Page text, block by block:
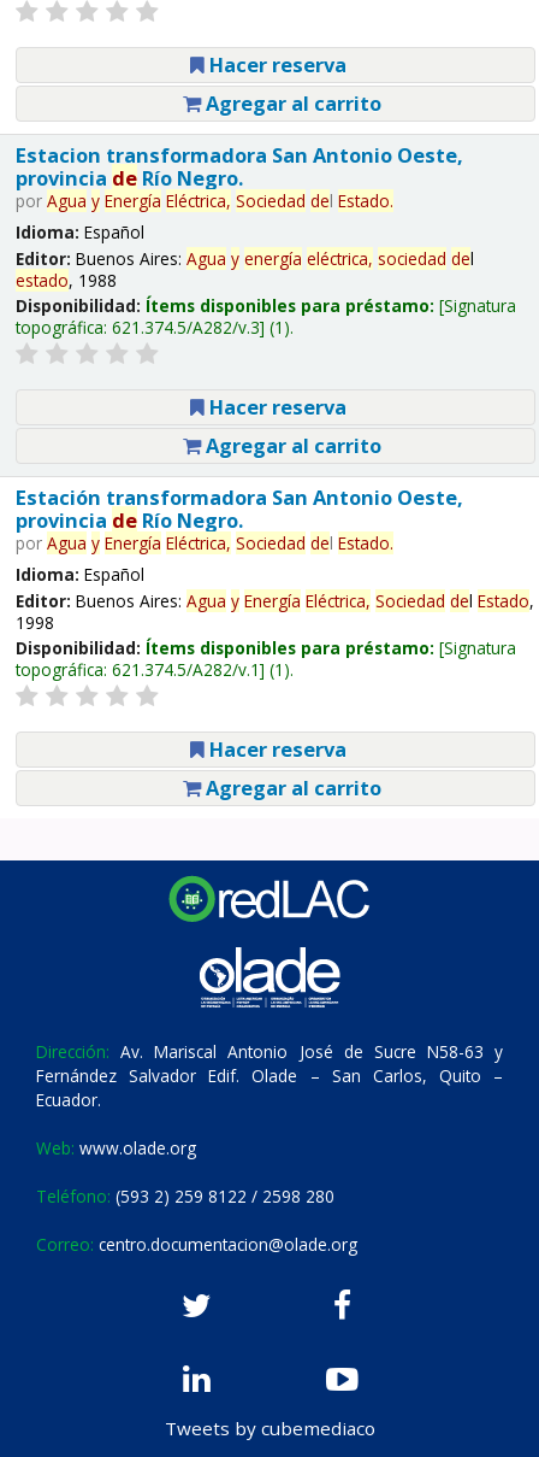
Hacer reserva
Agregar al carrito
Estacion transformadora San Antonio Oeste,
provincia deRío Negro.
por Agua y Energía Eléctrica, Sociedad del Estado.
Idioma: Español
Editor: Buenos Aires: Agua y energía eléctrica, sociedad del
estado, 1988
Disponibilidad: Ítems disponibles para préstamo: Signatura
topográfica: 621.374.5/A282/v.3 (1).
Hacer reserva
Agregar al carrito
Estación transformadora San Antonio Oeste,
provincia deRío Negro.
por Agua y Energía Eléctrica, Sociedad del Estado.
Idioma: Español
Editor: Buenos Aires: Agua y Energía Eléctrica, Sociedad del Estado,
1998
Disponibilidad: Ítems disponibles para préstamo: Signatura
topográfica: 621.374.5/A282/v.1 (1).
Hacer reserva
Agregar al carrito
Dirección: Av. Mariscal Antonio José de Sucre N58-63 y
Fernández Salvador Edif. Olade – San Carlos, Quito –
Ecuador.
Web: www.olade.org
Teléfono: (593 2) 259 8122 / 2598 280
Correo: centro.documentacion@olade.org
Tweets by cubemediaco